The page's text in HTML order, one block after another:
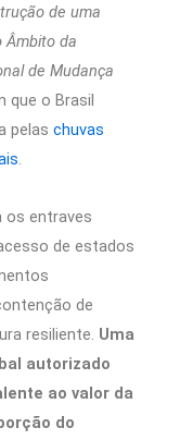
de uma
Âmbito da
de Mudança
que o Brasil
pelas chuvas
.
os entraves
de estados
de
resiliente. Uma
autorizado
ao valor da
do